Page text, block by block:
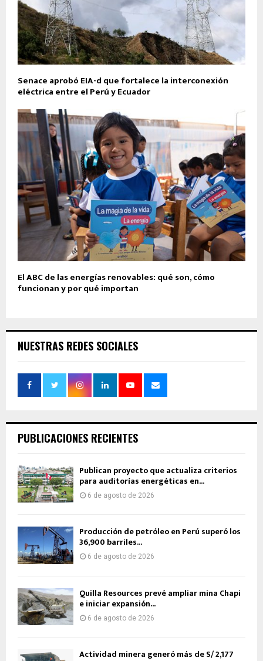
Senace aprobó EIA-d que fortalece la interconexión
eléctrica entre el Perú y Ecuador
El ABC de las energías renovables: qué son, cómo
funcionan y por qué importan
NUESTRAS REDES SOCIALES
PUBLICACIONES RECIENTES
Publican proyecto que actualiza criterios
para auditorías energéticas en...
6 de agosto de 2026
Producción de petróleo en Perú superó los
36,900 barriles...
6 de agosto de 2026
Quilla Resources prevé ampliar mina Chapi
e iniciar expansión...
6 de agosto de 2026
Actividad minera generó más de S/ 2,177